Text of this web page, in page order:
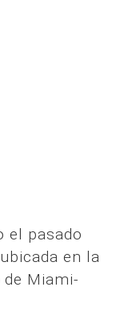
el pasado
en la
Miami-